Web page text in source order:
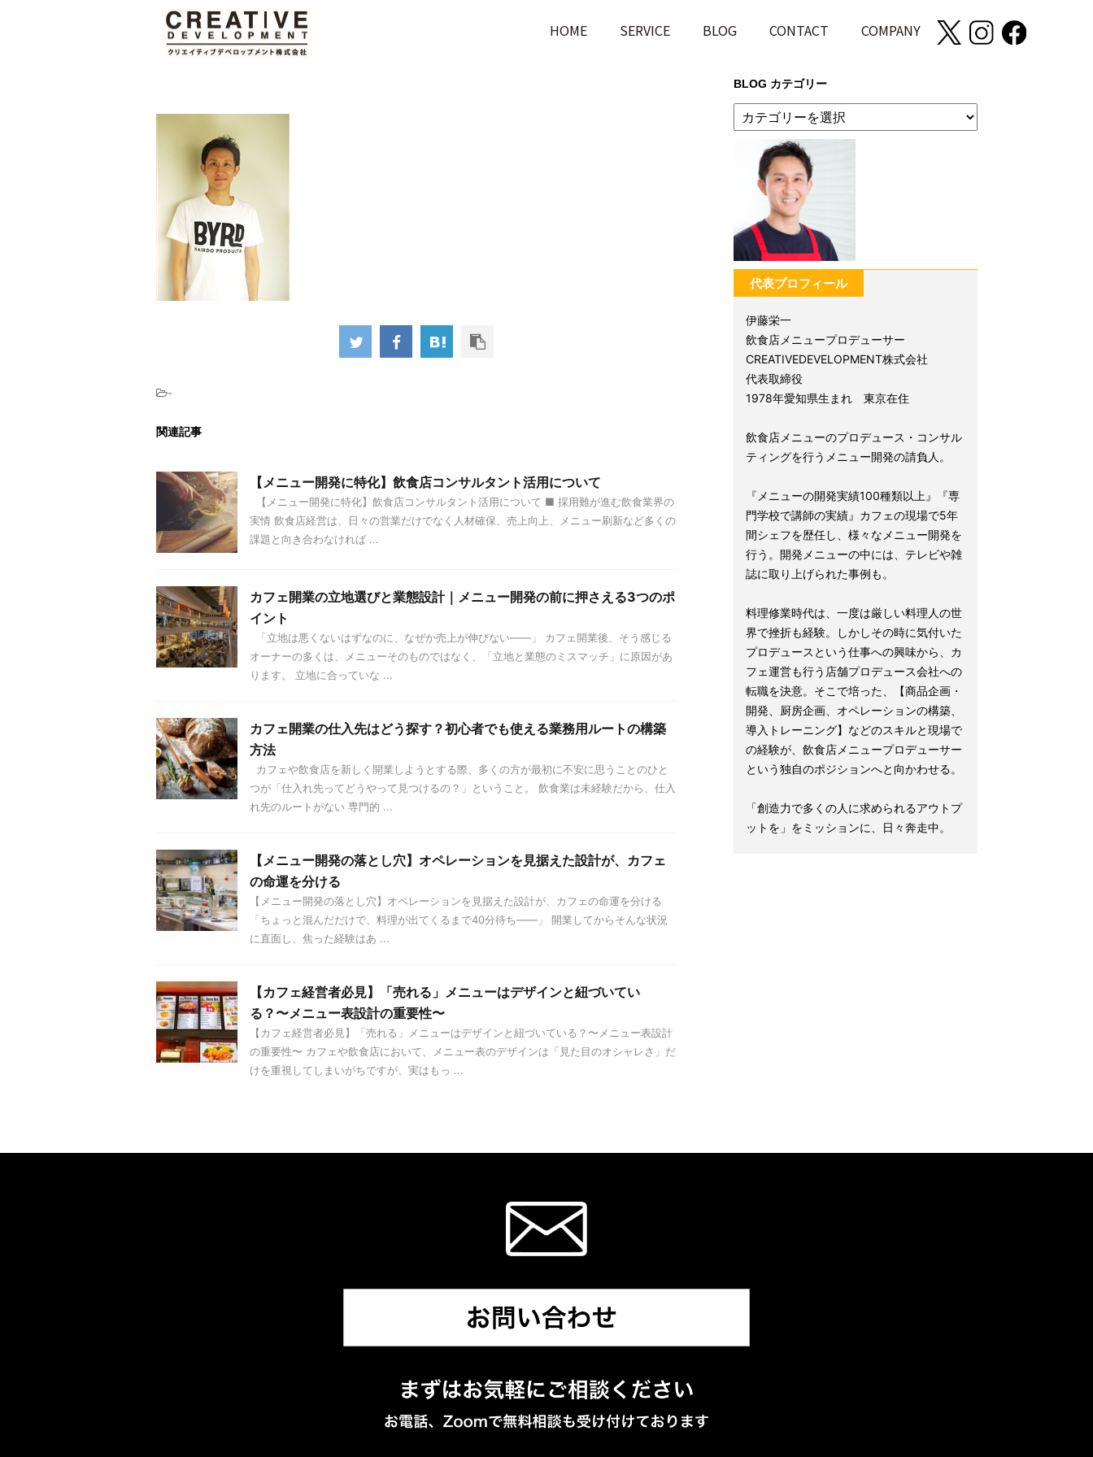
HOME SERVICE BLOG CONTACT COMPANY
-
関連記事
【メニュー開発に特化】飲食店コンサルタント活用について
【メニュー開発に特化】飲食店コンサルタント活用について ■ 採用難が進む飲食業界の
実情 飲食店経営は、日々の営業だけでなく人材確保、売上向上、メニュー刷新など多くの
課題と向き合わなければ ...
カフェ開業の立地選びと業態設計｜メニュー開発の前に押さえる3つのポ
イント
「立地は悪くないはずなのに、なぜか売上が伸びない——」 カフェ開業後、そう感じる
オーナーの多くは、メニューそのものではなく、「立地と業態のミスマッチ」に原因があ
ります。 立地に合っていな ...
カフェ開業の仕入先はどう探す？初心者でも使える業務用ルートの構築
方法
カフェや飲食店を新しく開業しようとする際、多くの方が最初に不安に思うことのひと
つが「仕入れ先ってどうやって見つけるの？」ということ。 飲食業は未経験だから、仕入
れ先のルートがない 専門的 ...
【メニュー開発の落とし穴】オペレーションを見据えた設計が、カフェ
の命運を分ける
【メニュー開発の落とし穴】オペレーションを見据えた設計が、カフェの命運を分ける
「ちょっと混んだだけで、料理が出てくるまで40分待ち——」 開業してからそんな状況
に直面し、焦った経験はあ ...
【カフェ経営者必見】「売れる」メニューはデザインと紐づいてい
る？〜メニュー表設計の重要性〜
【カフェ経営者必見】「売れる」メニューはデザインと紐づいている？〜メニュー表設計
の重要性〜 カフェや飲食店において、メニュー表のデザインは「見た目のオシャレさ」だ
けを重視してしまいがちですが、実はもっ ...
BLOG カテゴリー
代表プロフィール
伊藤栄一
飲食店メニュープロデューサー
CREATIVEDEVELOPMENT株式会社
代表取締役
1978年愛知県生まれ 東京在住
飲食店メニューのプロデュース・コンサル
ティングを行うメニュー開発の請負人。
『メニューの開発実績100種類以上』『専
門学校で講師の実績』カフェの現場で5年
間シェフを歴任し、様々なメニュー開発を
行う。開発メニューの中には、テレビや雑
誌に取り上げられた事例も。
料理修業時代は、一度は厳しい料理人の世
界で挫折も経験。しかしその時に気付いた
プロデュースという仕事への興味から、カ
フェ運営も行う店舗プロデュース会社への
転職を決意。そこで培った、【商品企画・
開発、厨房企画、オペレーションの構築、
導入トレーニング】などのスキルと現場で
の経験が、飲食店メニュープロデューサー
という独自のポジションへと向かわせる。
「創造力で多くの人に求められるアウトプ
ットを」をミッションに、日々奔走中。